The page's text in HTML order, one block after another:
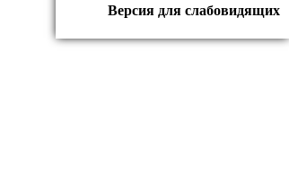
Версия для слабовидящих